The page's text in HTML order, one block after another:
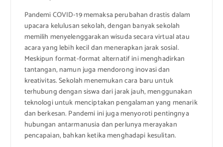
Pandemi COVID-19 memaksa perubahan drastis dalam
upacara kelulusan sekolah, dengan banyak sekolah
memilih menyelenggarakan wisuda secara virtual atau
acara yang lebih kecil dan menerapkan jarak sosial.
Meskipun format-format alternatif ini menghadirkan
tantangan, namun juga mendorong inovasi dan
kreativitas. Sekolah menemukan cara baru untuk
terhubung dengan siswa dari jarak jauh, menggunakan
teknologi untuk menciptakan pengalaman yang menarik
dan berkesan. Pandemi ini juga menyoroti pentingnya
hubungan antarmanusia dan perlunya merayakan
pencapaian, bahkan ketika menghadapi kesulitan.